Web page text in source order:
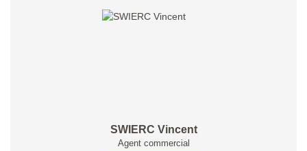
SWIERC Vincent
Agent commercial